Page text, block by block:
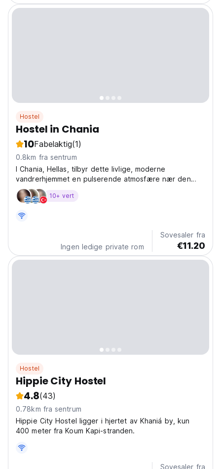
Hostel
Hostel in Chania
10Fabelaktig(1)
0.8km fra sentrum
I Chania, Hellas, tilbyr dette livlige, moderne
vandrerhjemmet en pulserende atmosfære nær den
venetianske havnen. Et av de beste sosiale
vandrerhjemmene på Kreta for soloreisende som
original language)
10+ vert
Ingen ledige private rom
Sovesaler fra
€11.20
Hostel
Hippie City Hostel
4.8(43)
0.78km fra sentrum
Hippie City Hostel ligger i hjertet av Khaniá by, kun
400 meter fra Koum Kapi-stranden.
Sovesaler fra